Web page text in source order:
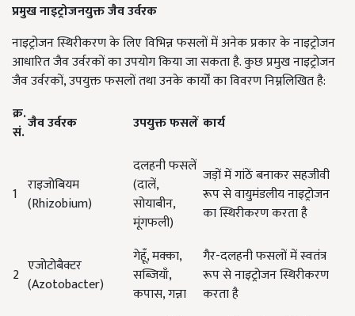
प्रमुखनाइट्रोजनयुक्तजैवउर्वरक
नाइट्रोजन स्थिरीकरण के लिए विभिन्न फसलों में अनेक प्रकार के नाइट्रोजन
आधारित जैव उर्वरकों का उपयोग किया जा सकता है. कुछ प्रमुख नाइट्रोजन
जैव उर्वरकों, उपयुक्त फसलों तथा उनके कार्यों का विवरण निम्नलिखित है:
क्र.
सं.जैवउर्वरक उपयुक्तफसलें कार्य
1 राइजोबियम
(Rhizobium)
दलहनी फसलें
(दालें,
सोयाबीन,
मूंगफली)
जड़ों में गांठें बनाकर सहजीवी
रूप से वायुमंडलीय नाइट्रोजन
का स्थिरीकरण करता है
2 एजोटोबैक्टर
(Azotobacter)
गेहूँ, मक्का,
सब्जियाँ,
कपास, गन्ना
गैर-दलहनी फसलों में स्वतंत्र
रूप से नाइट्रोजन स्थिरीकरण
करता है